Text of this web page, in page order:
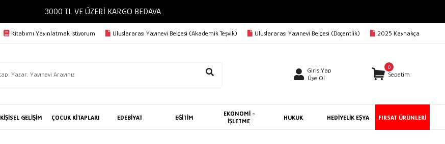
3000 TL VE ÜZERİ KARGO BEDAVA
Kitabımı Yayınlatmak İstiyorum Uluslararası Yayınevi Belgesi (Akademik Teşvik) Uluslararası Yayınevi Belgesi (Doçentlik) 2025 Kaynakça
Giriş Yap
Üye Ol
0
Sepetim
KİŞİSEL GELİŞİM ÇOCUK KİTAPLARI EDEBİYAT EĞİTİM
EKONOMİ -
İŞLETME
HUKUK HEDİYELİK EŞYA FIRSAT ÜRÜNLERİ